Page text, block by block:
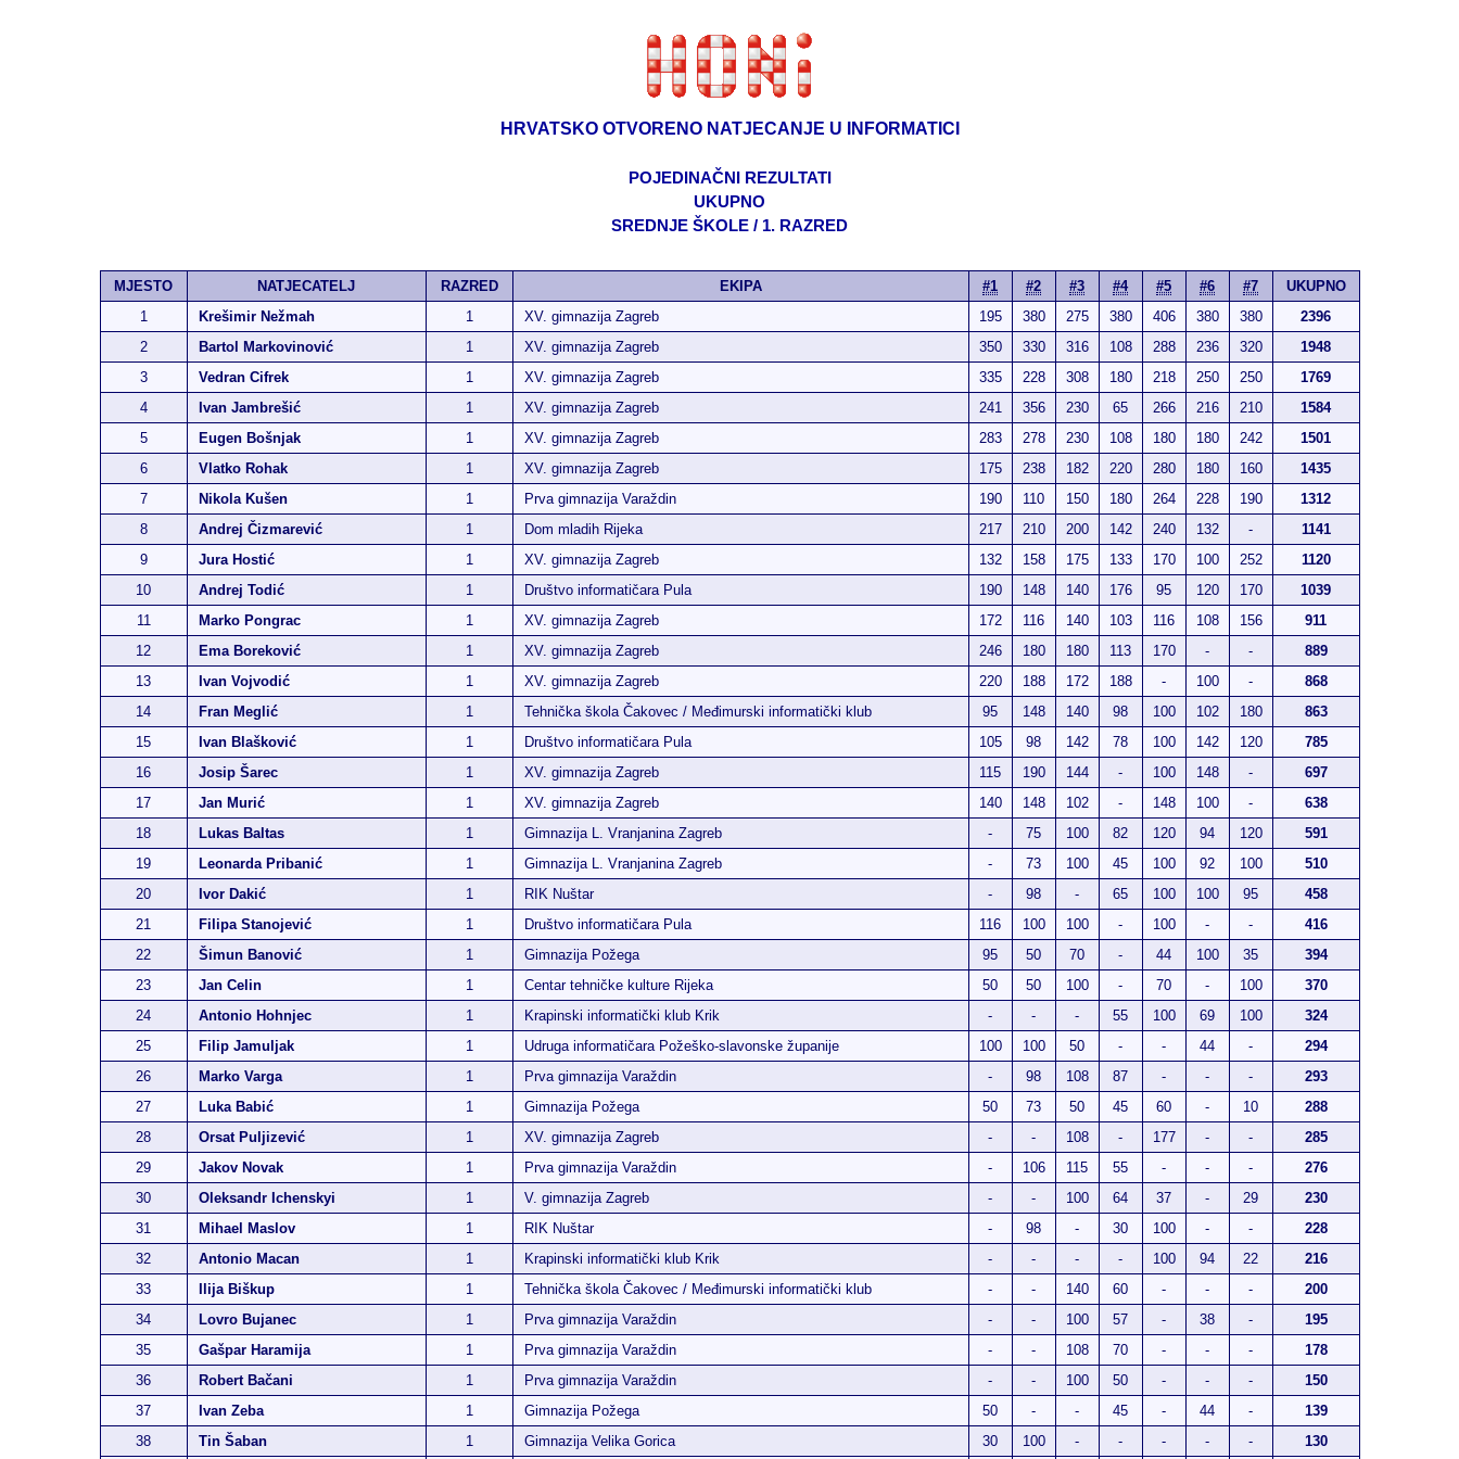
HRVATSKO OTVORENO NATJECANJE U INFORMATICI
POJEDINAČNI REZULTATI
UKUPNO
SREDNJE ŠKOLE / 1. RAZRED
MJESTO NATJECATELJ RAZRED EKIPA #1 #2 #3 #4 #5 #6 #7
UKUPNO
1
Krešimir Nežmah 1 XV. gimnazija Zagreb 195 380 275 380 406 380 380
2396
2
Bartol Markovinović 1 XV. gimnazija Zagreb 350 330 316 108 288 236 320
1948
3
Vedran Cifrek 1 XV. gimnazija Zagreb 335 228 308 180 218 250 250
1769
4
Ivan Jambrešić 1 XV. gimnazija Zagreb 241 356 230 65 266 216 210
1584
5
Eugen Bošnjak 1 XV. gimnazija Zagreb 283 278 230 108 180 180 242
1501
6
Vlatko Rohak 1 XV. gimnazija Zagreb 175 238 182 220 280 180 160
1435
7
Nikola Kušen 1 Prva gimnazija Varaždin 190 110 150 180 264 228 190
1312
8
Andrej Čizmarević 1 Dom mladih Rijeka 217 210 200 142 240 132 -
1141
9
Jura Hostić 1 XV. gimnazija Zagreb 132 158 175 133 170 100 252
1120
10
Andrej Todić 1 Društvo informatičara Pula 190 148 140 176 95 120 170
1039
11
Marko Pongrac 1 XV. gimnazija Zagreb 172 116 140 103 116 108 156
911
12
Ema Boreković 1 XV. gimnazija Zagreb 246 180 180 113 170 - -
889
13
Ivan Vojvodić 1 XV. gimnazija Zagreb 220 188 172 188 - 100 -
868
14
Fran Meglić 1 Tehnička škola Čakovec / Međimurski informatički klub 95 148 140 98 100 102 180
863
15
Ivan Blašković 1 Društvo informatičara Pula 105 98 142 78 100 142 120
785
16
Josip Šarec 1 XV. gimnazija Zagreb 115 190 144 - 100 148 -
697
17
Jan Murić 1 XV. gimnazija Zagreb 140 148 102 - 148 100 -
638
18
Lukas Baltas 1 Gimnazija L. Vranjanina Zagreb - 75 100 82 120 94 120
591
19
Leonarda Pribanić 1 Gimnazija L. Vranjanina Zagreb - 73 100 45 100 92 100
510
20
Ivor Dakić 1 RIK Nuštar - 98 - 65 100 100 95
458
21
Filipa Stanojević 1 Društvo informatičara Pula 116 100 100 - 100 - -
416
22
Šimun Banović 1 Gimnazija Požega 95 50 70 - 44 100 35
394
23
Jan Celin 1 Centar tehničke kulture Rijeka 50 50 100 - 70 - 100
370
24
Antonio Hohnjec 1 Krapinski informatički klub Krik - - - 55 100 69 100
324
25
Filip Jamuljak 1 Udruga informatičara Požeško-slavonske županije 100 100 50 - - 44 -
294
26
Marko Varga 1 Prva gimnazija Varaždin - 98 108 87 - - -
293
27
Luka Babić 1 Gimnazija Požega 50 73 50 45 60 - 10
288
28
Orsat Puljizević 1 XV. gimnazija Zagreb - - 108 - 177 - -
285
29
Jakov Novak 1 Prva gimnazija Varaždin - 106 115 55 - - -
276
30
Oleksandr Ichenskyi 1 V. gimnazija Zagreb - - 100 64 37 - 29
230
31
Mihael Maslov 1 RIK Nuštar - 98 - 30 100 - -
228
32
Antonio Macan 1 Krapinski informatički klub Krik - - - - 100 94 22
216
33
Ilija Biškup 1 Tehnička škola Čakovec / Međimurski informatički klub - - 140 60 - - -
200
34
Lovro Bujanec 1 Prva gimnazija Varaždin - - 100 57 - 38 -
195
35
Gašpar Haramija 1 Prva gimnazija Varaždin - - 108 70 - - -
178
36
Robert Bačani 1 Prva gimnazija Varaždin - - 100 50 - - -
150
37
Ivan Zeba 1 Gimnazija Požega 50 - - 45 - 44 -
139
38
Tin Šaban 1 Gimnazija Velika Gorica 30 100 - - - - - 130